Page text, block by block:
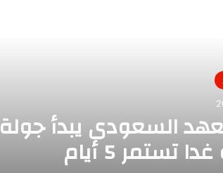
السعودى يبدأ جولة
تستمر 5 أيام